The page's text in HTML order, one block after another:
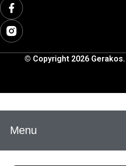
© Copyright 2026
Menu